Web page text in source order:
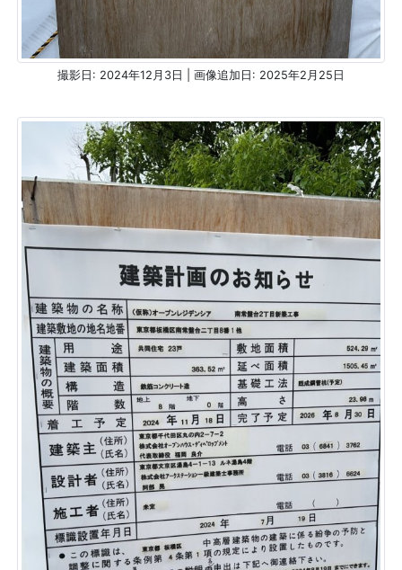
撮影日: 2024年12月3日 | 画像追加日: 2025年2月25日